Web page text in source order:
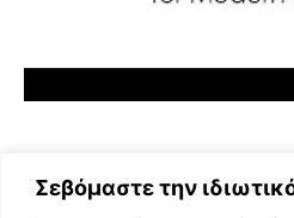
Σεβόμαστε την